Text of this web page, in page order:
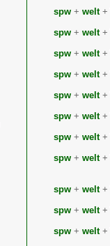
spw + welt+
spw + welt+
spw + welt+
spw + welt+
spw + welt+
spw + welt+
spw + welt+
spw + welt+
spw + welt+
spw + welt+
spw + welt+